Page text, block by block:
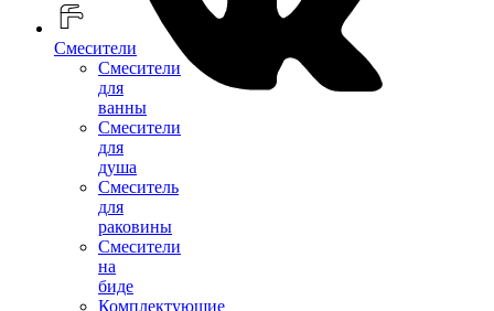
Смесители
Смесители
для
ванны
Смесители
для
душа
Смеситель
для
раковины
Смесители
на
биде
Комплектующие